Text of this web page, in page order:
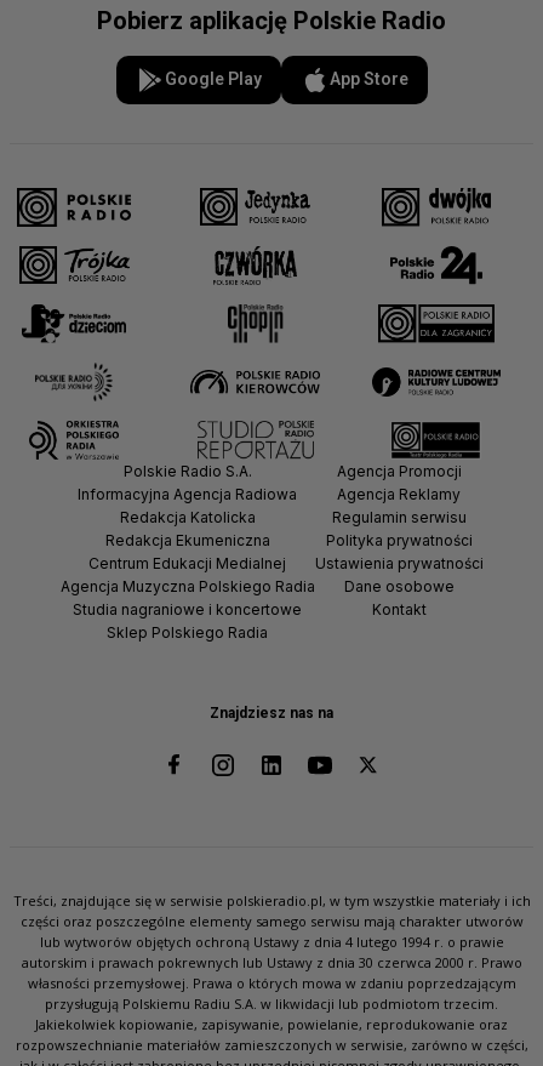
Pobierz aplikację Polskie Radio
Google Play App Store
Znajdziesz nas na
Polskie Radio S.A.
Informacyjna Agencja Radiowa
Redakcja Katolicka
Redakcja Ekumeniczna
Centrum Edukacji Medialnej
Agencja Muzyczna Polskiego Radia
Studia nagraniowe i koncertowe
Sklep Polskiego Radia
Agencja Promocji
Agencja Reklamy
Regulamin serwisu
Polityka prywatności
Ustawienia prywatności
Dane osobowe
Kontakt
Treści, znajdujące się w serwisie polskieradio.pl, w tym wszystkie materiały i ich
części oraz poszczególne elementy samego serwisu mają charakter utworów
lub wytworów objętych ochroną Ustawy z dnia 4 lutego 1994 r. o prawie
autorskim i prawach pokrewnych lub Ustawy z dnia 30 czerwca 2000 r. Prawo
własności przemysłowej. Prawa o których mowa w zdaniu poprzedzającym
przysługują Polskiemu Radiu S.A. w likwidacji lub podmiotom trzecim.
Jakiekolwiek kopiowanie, zapisywanie, powielanie, reprodukowanie oraz
rozpowszechnianie materiałów zamieszczonych w serwisie, zarówno w części,